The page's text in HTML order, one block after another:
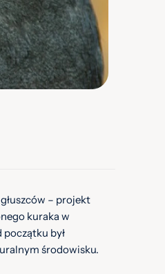
– projekt
kuraka w
był
środowisku.